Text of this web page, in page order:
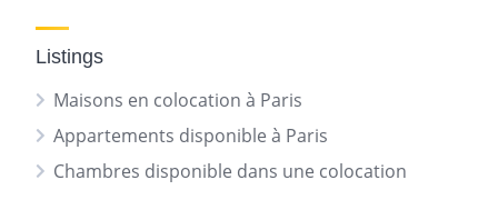
Listings
Maisons en colocation à Paris
Appartements disponible à Paris
Chambres disponible dans une colocation